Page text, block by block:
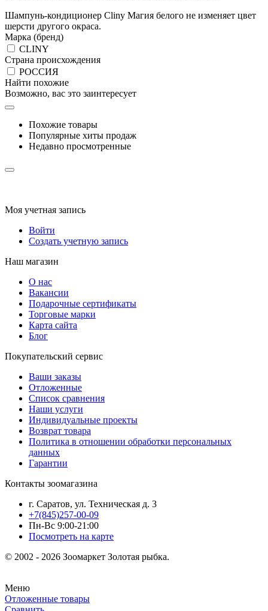
Шампунь-кондиционер Cliny Магия белого не изменяет цвет
шерсти другого окраса.
Марка (бренд)
CLINY
Страна происхождения
РОССИЯ
Найти похожие
Возможно, вас это заинтересует
Похожие товары
Популярные хиты продаж
Недавно просмотренные
Моя учетная запись
Войти
Создать учетную запись
Наш магазин
О нас
Вакансии
Подарочные сертификаты
Торговые марки
Карта сайта
Блог
Покупательский сервис
Ваши заказы
Отложенные
Список сравнения
Наши услуги
Индивидуальные проекты
Возврат товара
Политика в отношении обработки персональных
данных
Гарантии
Контакты зоомагазина
г. Саратов, ул. Техническая д. 3
+7(845)257-00-09
Пн-Вс 9:00-21:00
Посмотреть на карте
© 2002 - 2026 Зоомаркет Золотая рыбка.
Меню
Отложенные товары